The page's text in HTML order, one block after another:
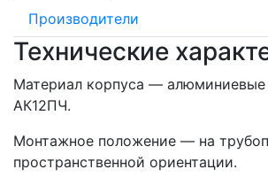
Производители
Технические
Материал корпуса —
АК12ПЧ.
Монтажное положение — на
пространственной ориентации.